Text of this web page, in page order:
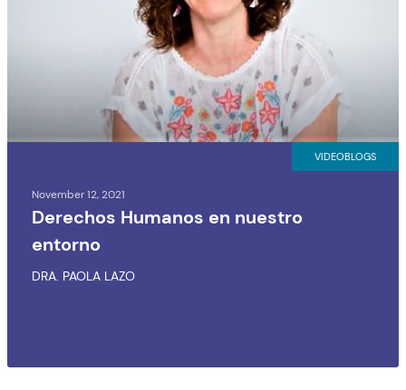
VIDEOBLOGS
November 12, 2021
Derechos Humanos en nuestro
entorno
DRA. PAOLA LAZO